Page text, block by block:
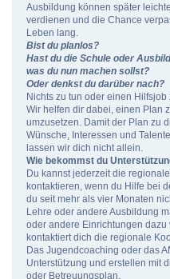
Ausbildung können später
verdienen und die Chance
Leben lang.
Bist du planlos?
Hast du die Schule oder
was du nun machen sollst?
Oder denkst du darüber nach?
Nichts zu tun oder einen Hilfsjob
Wir helfen dir dabei, einen Plan
umzusetzen. Damit der Plan zu
Wünsche, Interessen und
lassen wir dich nicht allein.
Wie bekommst du
Du kannst jederzeit die
kontaktieren, wenn du Hilfe bei
du seit mehr als vier Monaten
Lehre oder andere Ausbildung
oder andere Einrichtungen
kontaktiert dich die regionale
Das Jugendcoaching oder das
Unterstützung und erstellen mit
oder Betreuungsplan.